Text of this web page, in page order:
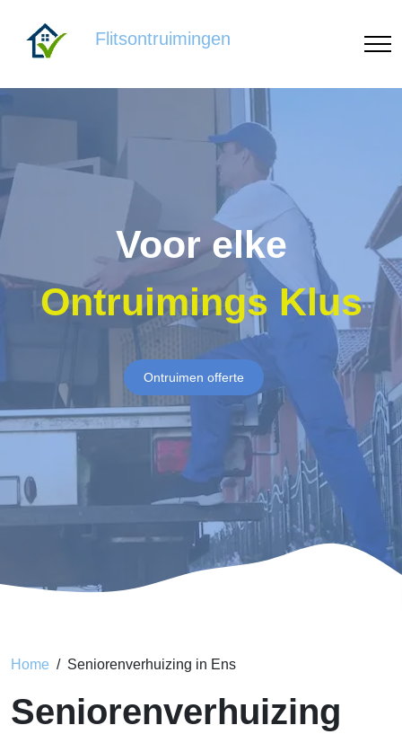
Flitsontruimingen
Voor elke
Ontruimings Klus
Ontruimen offerte
Home Seniorenverhuizing in Ens
Seniorenverhuizing